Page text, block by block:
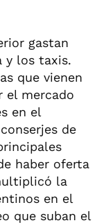
gastan
y los taxis.
que vienen
el mercado
en el
de
haber oferta
la
en el
que suban el